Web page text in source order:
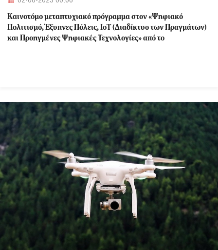
Καινοτόμο μεταπτυχιακό πρόγραμμα στον «Ψηφιακό
Πολιτισμό, Έξυπνες Πόλεις, IoT (Διαδίκτυο των Πραγμάτων)
και Προηγμένες Ψηφιακές Τεχνολογίες» από το